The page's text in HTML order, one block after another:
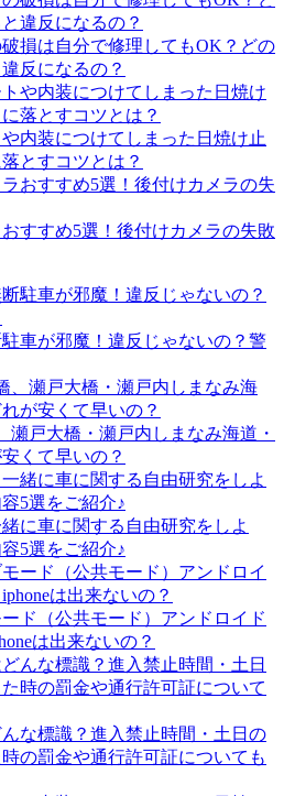
損は自分で修理してもOK？どの
反になるの？
内装につけてしまった日焼け止
とすコツとは？
すすめ5選！後付けカメラの失敗
車が邪魔！違反じゃないの？警
瀬戸大橋・瀬戸内しまなみ海道・
くて早いの？
に車に関する自由研究をしよ
5選をご紹介♪
ド（公共モード）アンドロイド
は出来ないの？
な標識？進入禁止時間・土日の
の罰金や通行許可証についても